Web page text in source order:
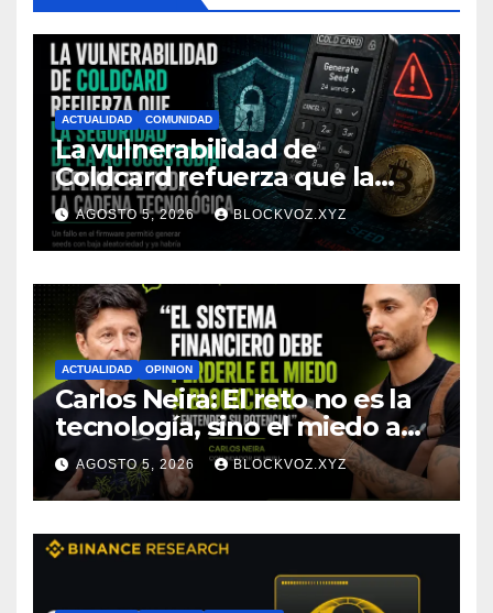
ACTUALIDAD COMUNIDAD
La vulnerabilidad de
Coldcard refuerza que la
seguridad de la autocustodia
depende de toda la cadena
tecnológica, afirma CoinEx
Research
AGOSTO 5, 2026 BLOCKVOZ.XYZ
ACTUALIDAD OPINION
Carlos Neira: El reto no es la
tecnología, sino el miedo a
entenderla
AGOSTO 5, 2026 BLOCKVOZ.XYZ